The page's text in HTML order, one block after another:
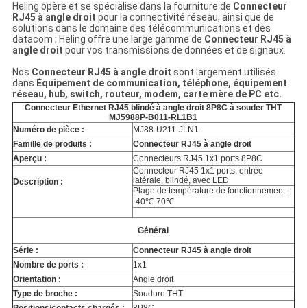
Heling opère et se spécialise dans la fourniture de Connecteur
RJ45 à angle droit pour la connectivité réseau, ainsi que de
solutions dans le domaine des télécommunications et des
datacom ; Heling offre une large gamme de Connecteur RJ45 à
angle droit pour vos transmissions de données et de signaux.
Nos Connecteur RJ45 à angle droit sont largement utilisés
dans Équipement de communication, téléphone, équipement
réseau, hub, switch, routeur, modem, carte mère de PC etc.
Connecteur Ethernet RJ45 blindé à angle droit 8P8C à souder THT
MJ5988P-B011-RL1B1
Numéro de pièce :
MJ88-U211-JLN1
Famille de produits :
Connecteur RJ45 à angle droit
Aperçu :
Connecteurs RJ45 1x1 ports 8P8C
Description :
Connecteur RJ45 1x1 ports, entrée
latérale, blindé, avec LED
Plage de température de fonctionnement :
-40℃-70℃
Général
Série :
Connecteur RJ45 à angle droit
Nombre de ports :
1x1
Orientation :
Angle droit
Type de broche :
Soudure THT